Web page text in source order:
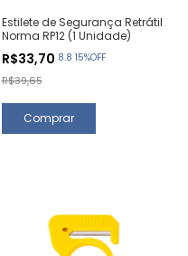
Estilete de Segurança Retrátil
Norma RP12 (1 Unidade)
R$33,70 8.8 15%OFF
R$39,65